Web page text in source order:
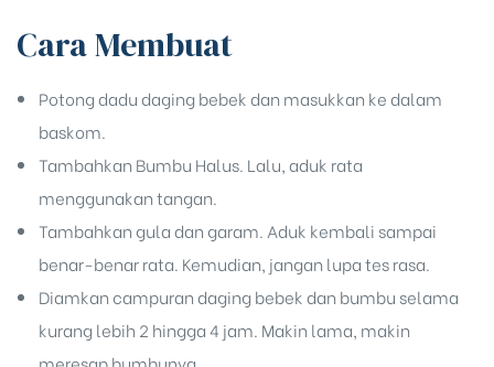
Cara Membuat
Potong dadu daging bebek dan masukkan ke dalam
baskom.
Tambahkan Bumbu Halus. Lalu, aduk rata
menggunakan tangan.
Tambahkan gula dan garam. Aduk kembali sampai
benar-benar rata. Kemudian, jangan lupa tes rasa.
Diamkan campuran daging bebek dan bumbu selama
kurang lebih 2 hingga 4 jam. Makin lama, makin